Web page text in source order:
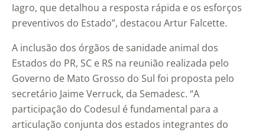
Iagro, que detalhou a resposta rápida e os esforços
preventivos do Estado”, destacou Artur Falcette.
A inclusão dos órgãos de sanidade animal dos
Estados do PR, SC e RS na reunião realizada pelo
Governo de Mato Grosso do Sul foi proposta pelo
secretário Jaime Verruck, da Semadesc. “A
participação do Codesul é fundamental para a
articulação conjunta dos estados integrantes do